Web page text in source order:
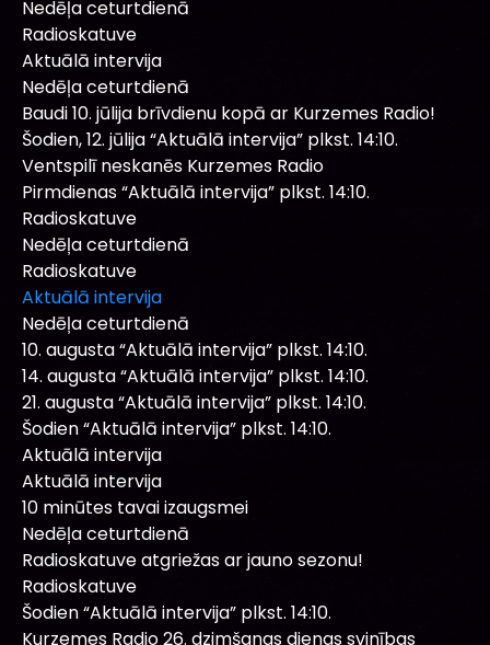
Nedēļa ceturtdienā
Radioskatuve
Aktuālā intervija
Nedēļa ceturtdienā
Baudi 10. jūlija brīvdienu kopā ar Kurzemes Radio!
Šodien, 12. jūlija “Aktuālā intervija” plkst. 14:10.
Ventspilī neskanēs Kurzemes Radio
Pirmdienas “Aktuālā intervija” plkst. 14:10.
Radioskatuve
Nedēļa ceturtdienā
Radioskatuve
Aktuālā intervija
Nedēļa ceturtdienā
10. augusta “Aktuālā intervija” plkst. 14:10.
14. augusta “Aktuālā intervija” plkst. 14:10.
21. augusta “Aktuālā intervija” plkst. 14:10.
Šodien “Aktuālā intervija” plkst. 14:10.
Aktuālā intervija
Aktuālā intervija
10 minūtes tavai izaugsmei
Nedēļa ceturtdienā
Radioskatuve atgriežas ar jauno sezonu!
Radioskatuve
Šodien “Aktuālā intervija” plkst. 14:10.
Kurzemes Radio 26. dzimšanas dienas svinības